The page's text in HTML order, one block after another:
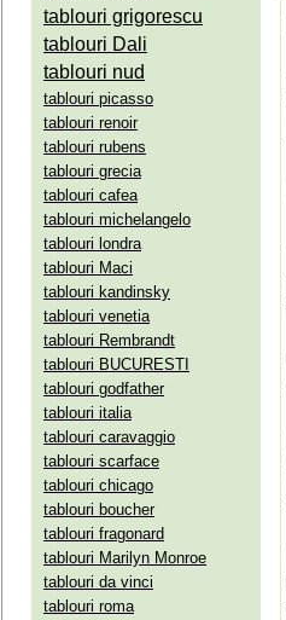
tablouri grigorescu
tablouri Dali
tablouri nud
tablouri picasso
tablouri renoir
tablouri rubens
tablouri grecia
tablouri cafea
tablouri michelangelo
tablouri londra
tablouri Maci
tablouri kandinsky
tablouri venetia
tablouri Rembrandt
tablouri BUCURESTI
tablouri godfather
tablouri italia
tablouri caravaggio
tablouri scarface
tablouri chicago
tablouri boucher
tablouri fragonard
tablouri Marilyn Monroe
tablouri da vinci
tablouri roma